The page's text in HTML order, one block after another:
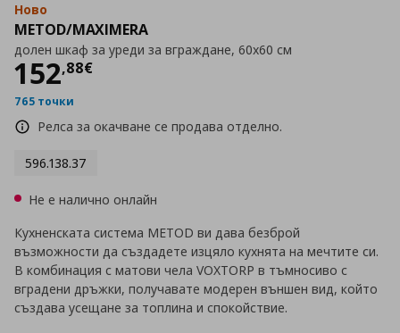
Ново
METOD/MAXIMERA
долен шкаф за уреди за вграждане, 60x60 см
152,88€
Цена
765 точки
Релса за окачване се продава отделно.
596.138.37
Не е налично онлайн
Кухненската система METOD ви дава безброй
възможности да създадете изцяло кухнята на мечтите си.
В комбинация с матови чела VOXTORP в тъмносиво с
вградени дръжки, получавате модерен външен вид, който
създава усещане за топлина и спокойствие.